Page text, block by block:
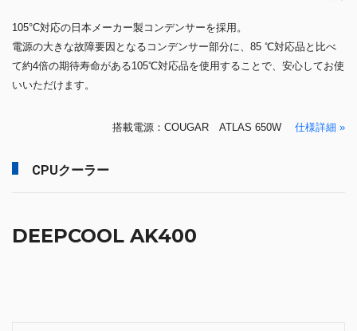
105°C対応の日本メーカー製コンデンサーを採用。
電源の大きな故障要因となるコンデンサー部分に、85 ℃対応品と比べ
て約4倍の期待寿命がある105℃対応品を使用することで、安心してお使
いいただけます。
搭載電源：COUGAR ATLAS 650W 仕様詳細 »
CPUクーラー
DEEPCOOL AK400